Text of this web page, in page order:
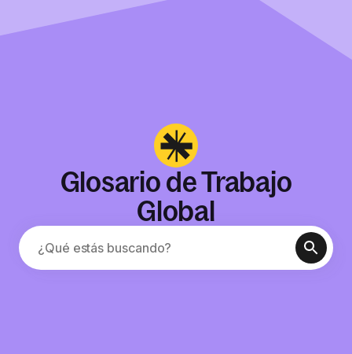
Glosario de Trabajo
Global